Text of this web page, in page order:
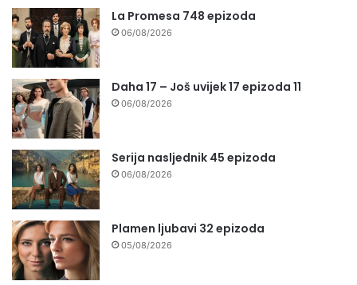
La Promesa 748 epizoda
06/08/2026
Daha 17 – Još uvijek 17 epizoda 11
06/08/2026
Serija nasljednik 45 epizoda
06/08/2026
Plamen ljubavi 32 epizoda
05/08/2026